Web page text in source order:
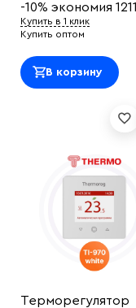
-10% экономия 1211
Купить в 1 клик
Купить оптом
В корзину
Терморегулятор